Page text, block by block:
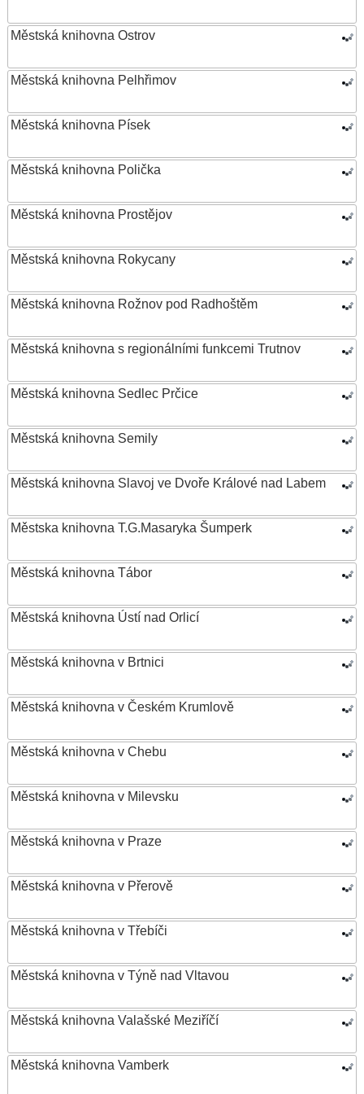
Městská knihovna Ostrov
Městská knihovna Pelhřimov
Městská knihovna Písek
Městská knihovna Polička
Městská knihovna Prostějov
Městská knihovna Rokycany
Městská knihovna Rožnov pod Radhoštěm
Městská knihovna s regionálními funkcemi Trutnov
Městská knihovna Sedlec Prčice
Městská knihovna Semily
Městská knihovna Slavoj ve Dvoře Králové nad Labem
Městska knihovna T.G.Masaryka Šumperk
Městská knihovna Tábor
Městská knihovna Ústí nad Orlicí
Městská knihovna v Brtnici
Městská knihovna v Českém Krumlově
Městská knihovna v Chebu
Městská knihovna v Milevsku
Městská knihovna v Praze
Městská knihovna v Přerově
Městská knihovna v Třebíči
Městská knihovna v Týně nad Vltavou
Městská knihovna Valašské Meziříčí
Městská knihovna Vamberk